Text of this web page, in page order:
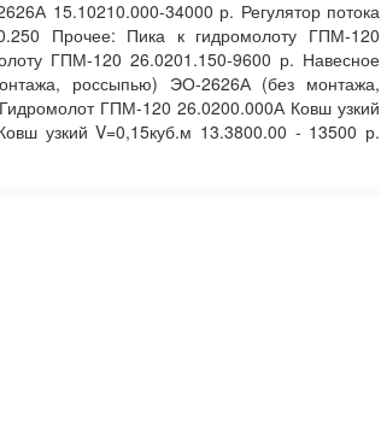
15.10210.000-34000 р. Регулятор потока
Прочее: Пика к гидромолоту ГПМ-120
ГПМ-120 26.0201.150-9600 р. Навесное
россыпью) ЭО-2626А (без монтажа,
ГПМ-120 26.0200.000А Ковш узкий
узкий V=0,15куб.м 13.3800.00 - 13500 р.